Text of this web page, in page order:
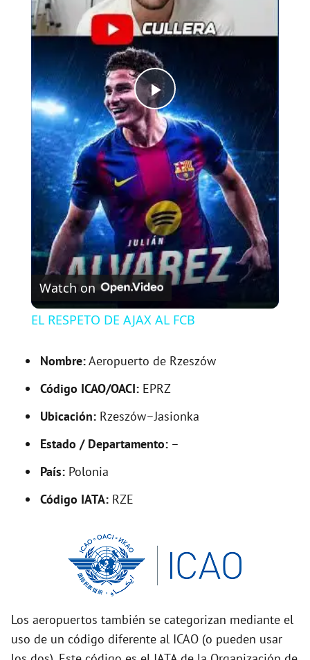
P
l
a
y
V
i
d
e
o
Watch on
EL RESPETO DE AJAX AL FCB
Nombre:Aeropuerto de Rzeszów
Código ICAO/OACI: EPRZ
Ubicación: Rzeszów–Jasionka
Estado / Departamento: –
País: Polonia
Código IATA: RZE
Los aeropuertos también se categorizan mediante el
uso de un código diferente al ICAO (o pueden usar